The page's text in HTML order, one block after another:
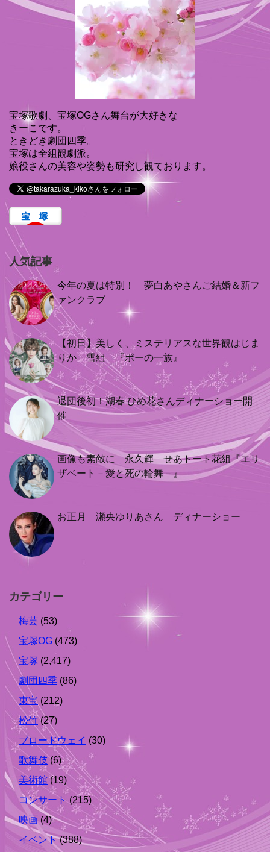
宝塚歌劇、宝塚OGさん舞台が大好きな
きーこです。
ときどき劇団四季。
宝塚は全組観劇派。
娘役さんの美容や姿勢も研究し観ております。
人気記事
今年の夏は特別！ 夢白あやさんご結婚＆新フ
ァンクラブ
【初日】美しく、ミステリアスな世界観はじま
りか 雪組 『ポーの一族』
退団後初！湖春 ひめ花さんディナーショー開
催
画像も素敵に 永久輝 せあトート花組『エリ
ザベート－愛と死の輪舞－』
お正月 瀬央ゆりあさん ディナーショー
カテゴリー
梅芸 (53)
宝塚OG (473)
宝塚 (2,417)
劇団四季 (86)
東宝 (212)
松竹(27)
ブロードウェイ (30)
歌舞伎(6)
美術館(19)
コンサート (215)
映画(4)
イベント(388)